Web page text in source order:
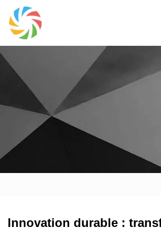
Innovation durable :